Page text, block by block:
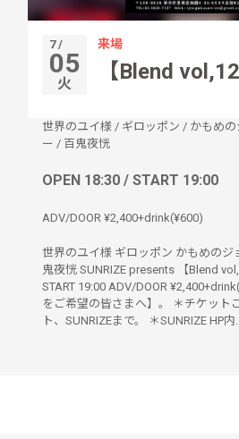
7 /
05
火
来場
【Blend vol,12
世界のユイ様 / ギロッポン / かもめ
ー / 百鬼夜恍
OPEN 18:30 / START 19:00
ADV/DOOR ¥2,400+drink(¥600)
世界のユイ様 ギロッポン かもめのジ
鬼夜恍 SUNRIZE presents 【Blend
START 19:00 ADV/DOOR
をご希望の皆さまへ】。 ＊チケット
ト、SUNRIZEまで。 ＊SUNRIZE HP内